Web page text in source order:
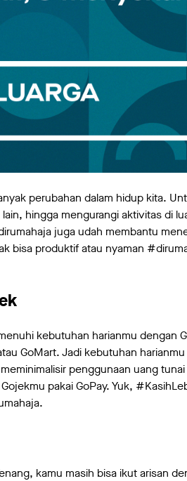
perubahan dalam hidup kita.
hingga mengurangi aktivitas di
juga udah membantu
bisa produktif atau nyaman
kebutuhan harianmu dengan
GoMart. Jadi kebutuhan
penggunaan uang
pakai GoPay. Yuk,
kamu masih bisa ikut arisan